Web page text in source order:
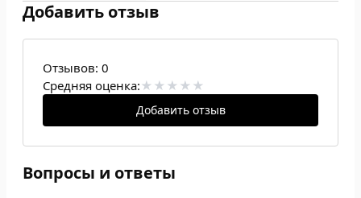
Добавить отзыв
Отзывов: 0
Средняя оценка:
Добавить отзыв
Вопросы и ответы